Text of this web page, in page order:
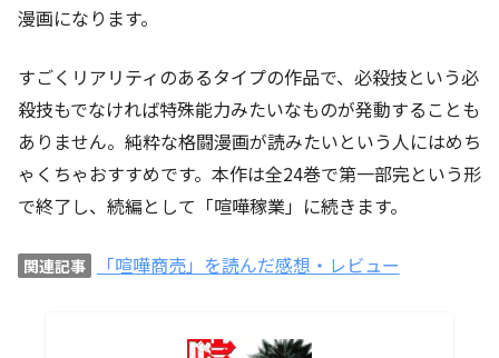
漫画になります。
すごくリアリティのあるタイプの作品で、必殺技という必
殺技もでなければ特殊能力みたいなものが発動することも
ありません。純粋な格闘漫画が読みたいという人にはめち
ゃくちゃおすすめです。本作は全24巻で第一部完という形
で終了し、続編として「喧嘩稼業」に続きます。
関連記事 「喧嘩商売」を読んだ感想・レビュー